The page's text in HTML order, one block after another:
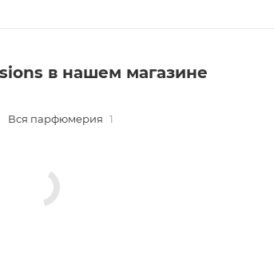
в нашем магазине
Вся парфюмерия 1